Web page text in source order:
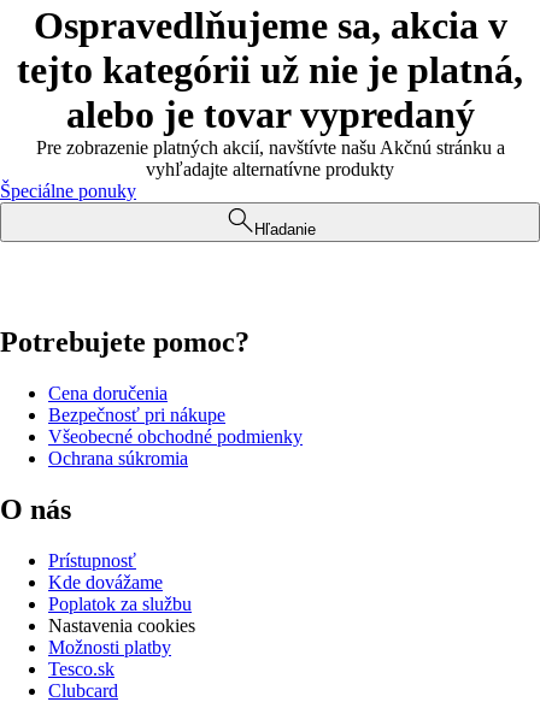
Ospravedlňujeme sa, akcia v
tejto kategórii už nie je platná,
alebo je tovar vypredaný
Pre zobrazenie platných akcií, navštívte našu Akčnú stránku a
vyhľadajte alternatívne produkty
Špeciálne ponuky
Hľadanie
Potrebujete pomoc?
Cena doručenia
Bezpečnosť pri nákupe
Všeobecné obchodné podmienky
Ochrana súkromia
O nás
Prístupnosť
Kde dovážame
Poplatok za službu
Nastavenia cookies
Možnosti platby
Tesco.sk
Clubcard